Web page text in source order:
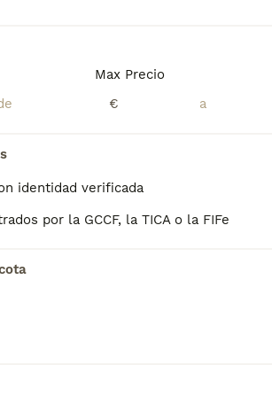
Max Precio
€
identidad verificada
por la GCCF, la TICA o la FIFe
lalin
gatos en venta vigo
puenteareas
venta